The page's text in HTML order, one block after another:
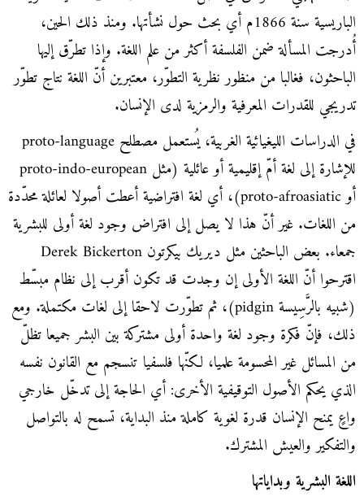
الباريسية سنة 1866م أي بحث حول نشأتها. ومنذ ذلك الحين،
أُدرجت المسألة ضمن الفلسفة أكثر من علم اللغة. وإذا تطرّق إليها
الباحثون، فغالبا من منظور نظرية التطوّر، معتبرين أنّ اللغة نتاج تطوّر
تدريجي للقدرات المعرفية والرمزية لدى الإنسان.
في الدراسات الليغيائية الغربية، يُستعمل مصطلح proto-language
للإشارة إلى لغة أمّ إقليمية أو عائلية (مثل proto-indo-european
أو proto-afroasiatic)، أي لغة افتراضية أعطت أصولا لعائلة محدّدة
من اللغات. غير أنّ هذا لا يصل إلى افتراض وجود لغة أولى للبشرية
جمعاء. بعض الباحثين مثل ديريك بيكرتون Derek Bickerton
اقترحوا أنّ اللغة الأولى إن وجدت قد تكون أقرب إلى نظام مبسّط
(شبيه بالرَّسِيسة pidgin)، ثم تطوّرت لاحقا إلى لغات مكتملة. ومع
ذلك، فإنّ فكرة وجود لغة واحدة أولى مشتركة بين البشر جميعا تظلّ
من المسائل غير المحسومة علميا، لكنّها فلسفيا تنسجم مع القانون نفسه
الذي يحكم الأصول التوقيفية الأخرى: أي الحاجة إلى تدخّل خارجي
واعٍ يمنح الإنسان قدرة لغوية كاملة منذ البداية، تسمح له بالتواصل
والتفكير والعيش المشترك.
اللغة البشرية وبداياتها